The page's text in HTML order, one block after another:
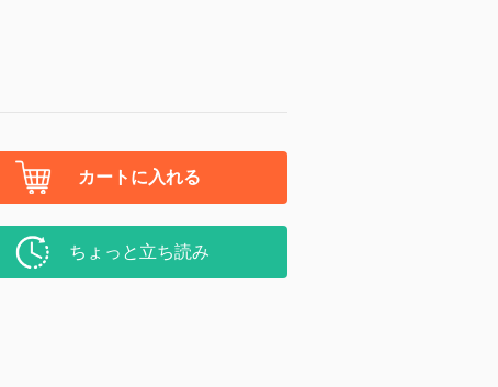
カートに入れる
ちょっと立ち読み